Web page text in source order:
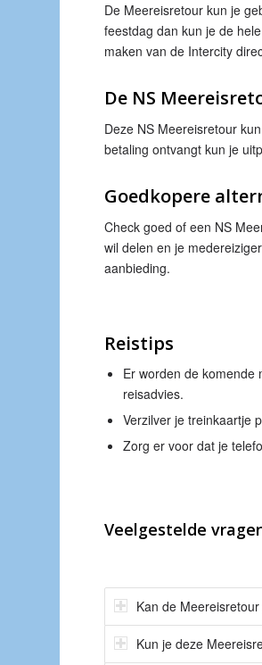
De Meereisretour kun je
feestdag dan kun je de
maken van de Intercity
De NS
Deze NS Meereisretour
betaling ontvangt kun je
Goedkopere
Check goed of een NS
wil delen en je
aanbieding.
Reistips
Er worden de komende
reisadvies.
Verzilver je treinkaartje
Zorg er voor dat je
Veelgestelde
Kan de
Kun je deze